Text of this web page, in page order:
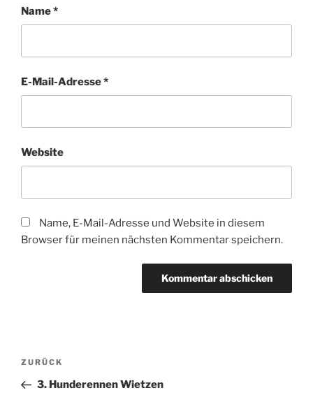
Name*
E-Mail-Adresse*
Website
Name, E-Mail-Adresse und Website in diesem
Browser für meinen nächsten Kommentar speichern.
Beitragsnavigation
Vorheriger
Beitrag
ZURÜCK
3. Hunderennen Wietzen